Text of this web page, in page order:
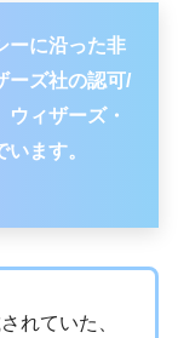
ーに沿った非
ーズ社の認可/
ィザーズ・
ます。
れていた、